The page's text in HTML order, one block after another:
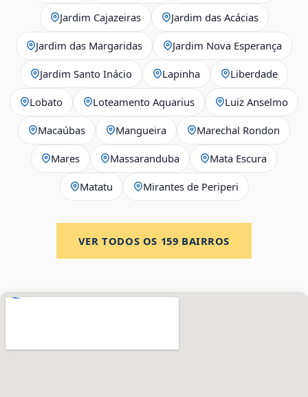
Jardim Cajazeiras Jardim das Acácias
Jardim das Margaridas Jardim Nova Esperança
Jardim Santo Inácio Lapinha Liberdade
Lobato Loteamento Aquarius Luiz Anselmo
Macaúbas Mangueira Marechal Rondon
Mares Massaranduba Mata Escura
Matatu Mirantes de Periperi
VER TODOS OS 159 BAIRROS